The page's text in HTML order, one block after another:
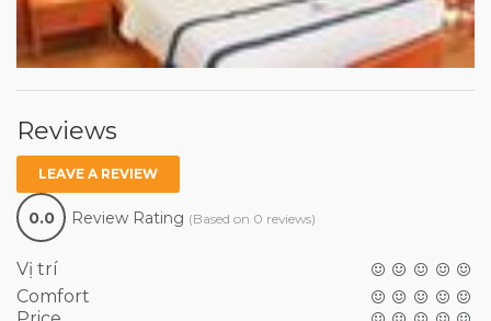
Reviews
LEAVE A REVIEW
0.0 Review Rating (Based on 0 reviews)
Vị trí
Comfort